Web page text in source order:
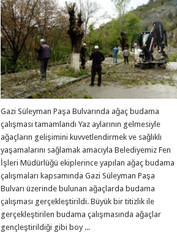
TAMAMLANDI
için
Gazi Süleyman Paşa Bulvarında ağaç budama
çalışması tamamlandı Yaz aylarının gelmesiyle
ağaçların gelişimini kuvvetlendirmek ve sağlıklı
yaşamalarını sağlamak amacıyla Belediyemiz Fen
İşleri Müdürlüğü ekiplerince yapılan ağaç budama
çalışmaları kapsamında Gazi Süleyman Paşa
Bulvarı üzerinde bulunan ağaçlarda budama
çalışması gerçekleştirildi. Büyük bir titizlik ile
gerçekleştirilen budama çalışmasında ağaçlar
gençleştirildiği gibi boy ...